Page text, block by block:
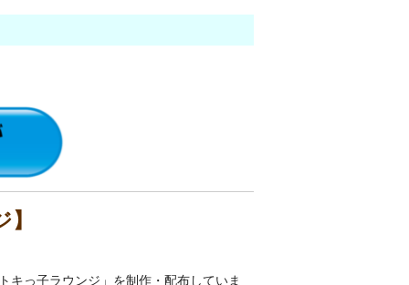
キっ子ラウンジ」を制作・配布していま